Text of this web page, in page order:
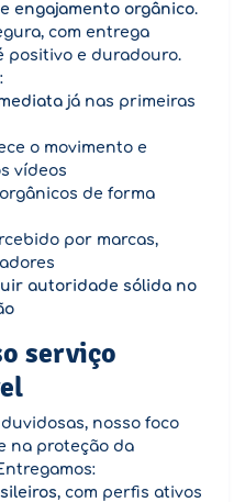
engajamento orgânico.
com entrega
positivo e duradouro.
já nas primeiras
o movimento e
vídeos
de forma
por marcas,
autoridade sólida no
serviço
nosso foco
na proteção da
, com perfis ativos